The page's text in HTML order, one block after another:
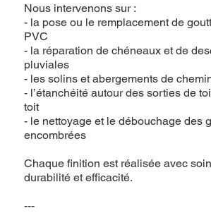
Nous intervenons sur :
- la pose ou le remplacement de
PVC
- la réparation de chéneaux et de
pluviales
- les solins et abergements de
- l’étanchéité autour des sorties de
toit
- le nettoyage et le débouchage des
encombrées
Chaque finition est réalisée avec
durabilité et efficacité.
---